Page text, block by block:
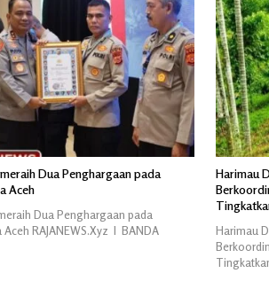
Dua Penghargaan pada
Aceh
Dua Penghargaan pada
Aceh RAJANEWS.Xyz l BANDA
Harimau
Harimau